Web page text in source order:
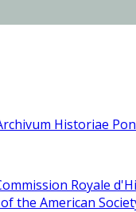
Historiae
Royale
the American